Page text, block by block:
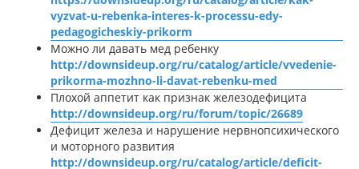
vyzvat-u-rebenka-interes-k-processu-edy-
pedagogicheskiy-prikorm
Можно ли давать мед ребенку
http://downsideup.org/ru/catalog/article/vvedenie-
prikorma-mozhno-li-davat-rebenku-med
Плохой аппетит как признак железодефицита
http://downsideup.org/ru/forum/topic/26689
Дефицит железа и нарушение нервнопсихического
и моторного развития
http://downsideup.org/ru/catalog/article/deficit-